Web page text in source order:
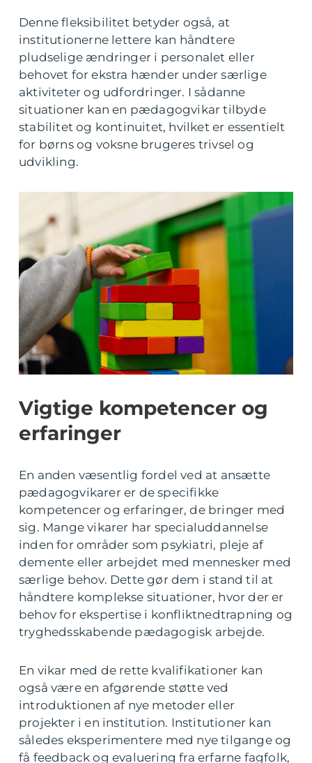
Denne fleksibilitet betyder også, at
institutionerne lettere kan håndtere
pludselige ændringer i personalet eller
behovet for ekstra hænder under særlige
aktiviteter og udfordringer. I sådanne
situationer kan en pædagogvikar tilbyde
stabilitet og kontinuitet, hvilket er essentielt
for børns og voksne brugeres trivsel og
udvikling.
Vigtige kompetencer og
erfaringer
En anden væsentlig fordel ved at ansætte
pædagogvikarer er de specifikke
kompetencer og erfaringer, de bringer med
sig. Mange vikarer har specialuddannelse
inden for områder som psykiatri, pleje af
demente eller arbejdet med mennesker med
særlige behov. Dette gør dem i stand til at
håndtere komplekse situationer, hvor der er
behov for ekspertise i konfliktnedtrapning og
tryghedsskabende pædagogisk arbejde.
En vikar med de rette kvalifikationer kan
også være en afgørende støtte ved
introduktionen af nye metoder eller
projekter i en institution. Institutioner kan
således eksperimentere med nye tilgange og
få feedback og evaluering fra erfarne fagfolk,